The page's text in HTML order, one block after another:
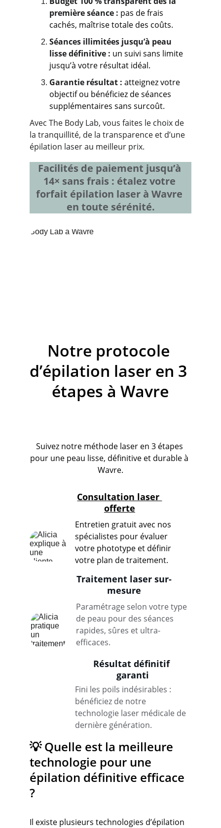
première séance : pas de frais
cachés, maîtrise totale des coûts.
Séances illimitées jusqu’à peau
lisse définitive : un suivi sans limite
jusqu’à votre résultat idéal.
Garantie résultat : atteignez votre
objectif ou bénéficiez de séances
supplémentaires sans surcoût.
Avec The Body Lab, vous faites le choix de
la tranquillité, de la transparence et d’une
épilation laser au meilleur prix.
Facilités de paiement jusqu’à
14× sans frais : étalez votre
forfait épilation laser à Wavre
en toute sérénité.
Notre protocole
d’épilation laser en 3
étapes à Wavre
Suivez notre méthode laser en 3 étapes
pour une peau lisse, définitive et durable à
Wavre.
Consultation laser
offerte
Entretien gratuit avec nos
spécialistes pour évaluer
votre phototype et définir
votre plan de traitement.
Traitement laser sur-
mesure
Paramétrage selon votre type
de peau pour des séances
rapides, sûres et ultra-
efficaces.
Résultat définitif
garanti
Fini les poils indésirables :
bénéficiez de notre
technologie laser médicale de
dernière génération.
💡 Quelle est la meilleure
technologie pour une
épilation définitive efficace
?
Il existe plusieurs technologies d’épilation